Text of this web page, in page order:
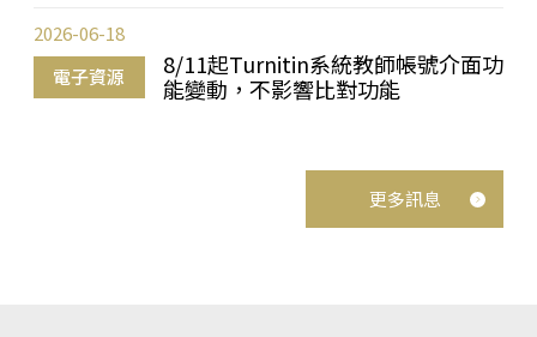
電子資源
8/11起Turnitin系統教師帳號介面功
能變動，不影響比對功能
2026-06-18
更多訊息